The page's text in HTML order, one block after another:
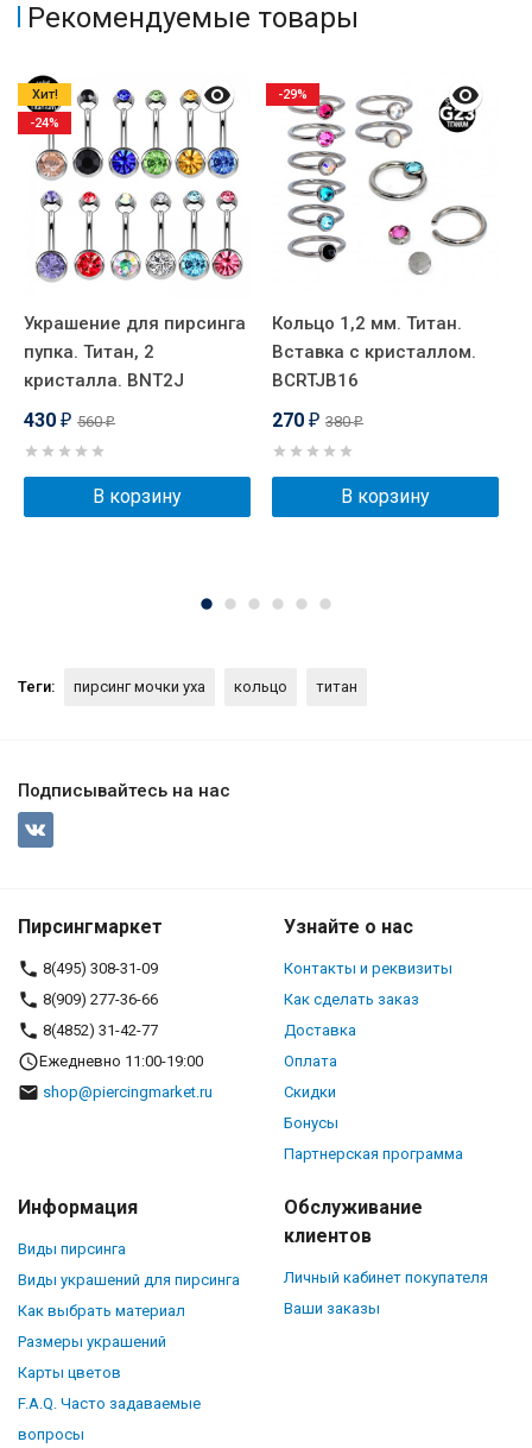
Рекомендуемые товары
Украшение для пирсинга
пупка. Титан, 2
кристалла. BNT2J
430 ₽ 560₽
В корзину
Хит!
-24%
Кольцо 1,2 мм. Титан.
Вставка с кристаллом.
BCRTJB16
270 ₽ 380₽
В корзину
-29%
Теги: пирсинг мочки уха кольцо титан
Подписывайтесь на нас
Пирсингмаркет
8(495) 308-31-09
8(909) 277-36-66
8(4852) 31-42-77
Ежедневно 11:00-19:00
shop@piercingmarket.ru
Узнайте о нас
Контакты и реквизиты
Как сделать заказ
Доставка
Оплата
Скидки
Бонусы
Партнерская программа
Информация
Виды пирсинга
Виды украшений для пирсинга
Как выбрать материал
Размеры украшений
Карты цветов
F.A.Q. Часто задаваемые
вопросы
Обслуживание
клиентов
Личный кабинет покупателя
Ваши заказы